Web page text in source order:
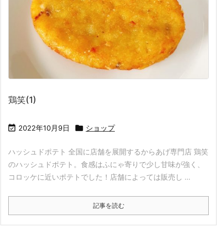
鶏笑(1)
 2022年10月9日  ショップ
ハッシュドポテト 全国に店舗を展開するからあげ専門店 鶏笑
のハッシュドポテト。食感はふにゃ寄りで少し甘味が強く、
コロッケに近いポテトでした！店舗によっては販売し ...
記事を読む